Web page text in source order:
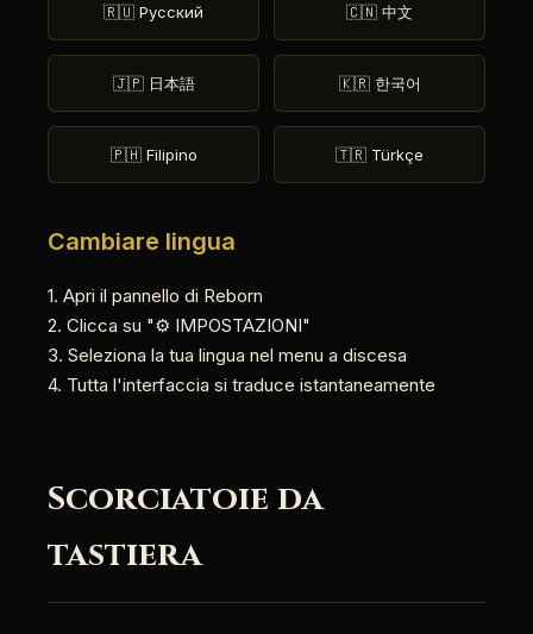
🇷🇺 Русский 🇨🇳 中文
🇯🇵 日本語 🇰🇷 한국어
🇵🇭 Filipino 🇹🇷 Türkçe
Cambiare lingua
1. Apri il pannello di Reborn
2. Clicca su "⚙️ IMPOSTAZIONI"
3. Seleziona la tua lingua nel menu a discesa
4. Tutta l'interfaccia si traduce istantaneamente
Scorciatoie da
tastiera